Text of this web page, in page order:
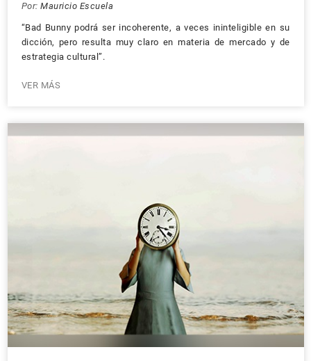
Por: Mauricio Escuela
“Bad Bunny podrá ser incoherente, a veces ininteligible en su
dicción, pero resulta muy claro en materia de mercado y de
estrategia cultural”.
VER MÁS